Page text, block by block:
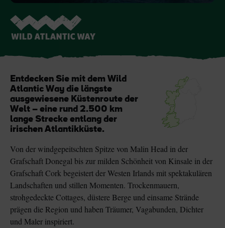
Entdecken Sie mit dem Wild
Atlantic Way die längste
ausgewiesene Küstenroute der
Welt – eine rund 2.500 km
lange Strecke entlang der
irischen Atlantikküste.
Von der windgepeitschten Spitze von Malin Head in der
Grafschaft Donegal bis zur milden Schönheit von Kinsale in der
Grafschaft Cork begeistert der Westen Irlands mit spektakulären
Landschaften und stillen Momenten. Trockenmauern,
strohgedeckte Cottages, düstere Berge und einsame Strände
prägen die Region und haben Träumer, Vagabunden, Dichter
und Maler inspiriert.